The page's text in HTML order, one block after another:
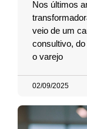
Nos últimos
veio de um
consultivo,
o varejo
02/09/2025